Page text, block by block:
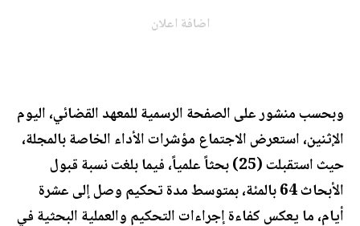
اضافة اعلان
وبحسب منشور على الصفحة الرسمية للمعهد القضائي، اليوم
الإثنين، استعرض الاجتماع مؤشرات الأداء الخاصة بالمجلة،
حيث استقبلت (25) بحثاً علمياً، فيما بلغت نسبة قبول
الأبحاث 64 بالمئة، بمتوسط مدة تحكيم وصل إلى عشرة
أيام، ما يعكس كفاءة إجراءات التحكيم والعملية البحثية في